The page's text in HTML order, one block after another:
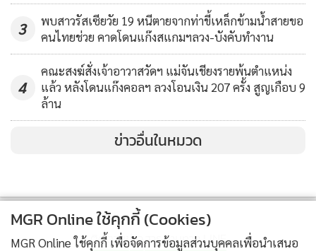
3
พบสาวรัสเซียวัย 19 หนีตายจากท่าขี้เหล็กข้ามน้ำสายขอ
คนไทยช่วย คาดโดนแก๊งสแกมฯลวง-บังคับทำงาน
4
คณะสงฆ์สั่งเจ้าอาวาสวัดฯ แม่จันเชียงรายพ้นตำแหน่ง
แล้ว หลังโดนแก๊งคอลฯ ลวงโอนเงิน 207 ครั้ง สูญเกือบ 9
ล้าน
ข่าวอื่นในหมวด
ติดตามข่าวสารผ่านทาง LINE
MGR Online ใช้คุกกี้ (Cookies)
MGR Online ใช้คุกกี้ เพื่อจัดการข้อมูลส่วนบุคคลเพื่อนำเสนอ